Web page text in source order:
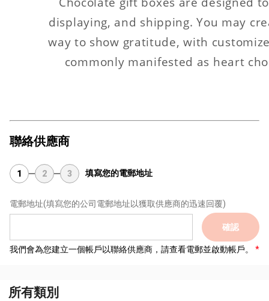
displaying, and shipping. You may
way to show gratitude, with
commonly manifested as heart
聯絡供應商
1 2 3 填寫您的電郵地址
電郵地址(填寫您的公司電郵地址以獲取供應商的迅速回覆)
確認
我們會為您建立一個帳戶以聯絡供應商，請查看電郵並啟動帳戶。
所有類別